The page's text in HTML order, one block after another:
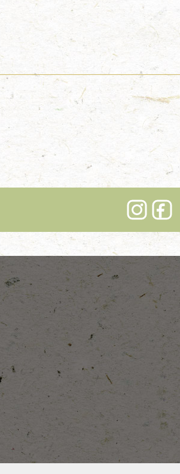
Lindenhof